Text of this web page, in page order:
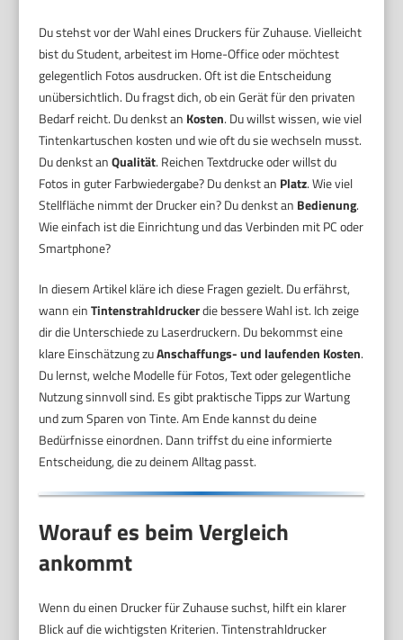
Du stehst vor der Wahl eines Druckers für Zuhause. Vielleicht
bist du Student, arbeitest im Home-Office oder möchtest
gelegentlich Fotos ausdrucken. Oft ist die Entscheidung
unübersichtlich. Du fragst dich, ob ein Gerät für den privaten
Bedarf reicht. Du denkst an Kosten. Du willst wissen, wie viel
Tintenkartuschen kosten und wie oft du sie wechseln musst.
Du denkst anQualität. Reichen Textdrucke oder willst du
Fotos in guter Farbwiedergabe? Du denkst an Platz. Wie viel
Stellfläche nimmt der Drucker ein? Du denkst an Bedienung.
Wie einfach ist die Einrichtung und das Verbinden mit PC oder
Smartphone?
In diesem Artikel kläre ich diese Fragen gezielt. Du erfährst,
wann einTintenstrahldruckerdie bessere Wahl ist. Ich zeige
dir die Unterschiede zu Laserdruckern. Du bekommst eine
klare Einschätzung zuAnschaffungs- und laufenden Kosten.
Du lernst, welche Modelle für Fotos, Text oder gelegentliche
Nutzung sinnvoll sind. Es gibt praktische Tipps zur Wartung
und zum Sparen von Tinte. Am Ende kannst du deine
Bedürfnisse einordnen. Dann triffst du eine informierte
Entscheidung, die zu deinem Alltag passt.
Worauf es beim Vergleich
ankommt
Wenn du einen Drucker für Zuhause suchst, hilft ein klarer
Blick auf die wichtigsten Kriterien. Tintenstrahldrucker